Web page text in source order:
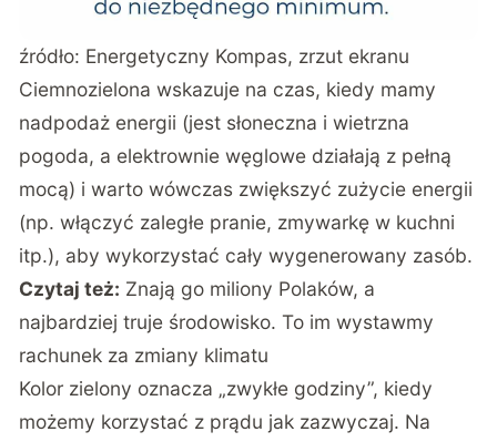
źródło: Energetyczny Kompas, zrzut ekranu
Ciemnozielona wskazuje na czas, kiedy mamy
nadpodaż energii (jest słoneczna i wietrzna
pogoda, a elektrownie węglowe działają z pełną
mocą) i warto wówczas zwiększyć zużycie energii
(np. włączyć zaległe pranie, zmywarkę w kuchni
itp.), aby wykorzystać cały wygenerowany zasób.
Czytaj też: Znają go miliony Polaków, a
najbardziej truje środowisko. To im wystawmy
rachunek za zmiany klimatu
Kolor zielony oznacza „zwykłe godziny”, kiedy
możemy korzystać z prądu jak zazwyczaj. Na